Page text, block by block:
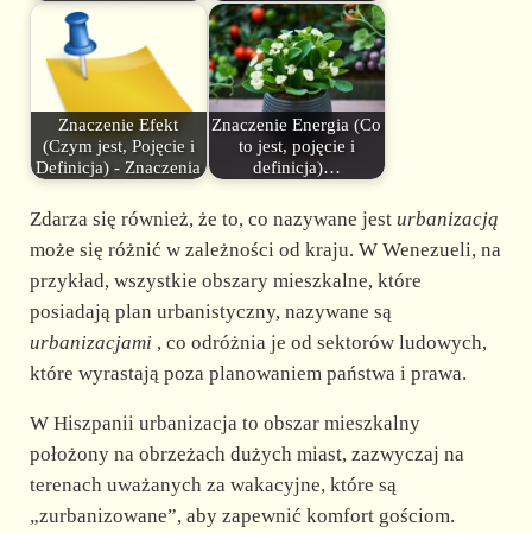
Znaczenie Efekt
(Czym jest, Pojęcie i
Definicja) - Znaczenia
Znaczenie Energia (Co
to jest, pojęcie i
definicja)…
Zdarza się również, że to, co nazywane jest urbanizacją
może się różnić w zależności od kraju. W Wenezueli, na
przykład, wszystkie obszary mieszkalne, które
posiadają plan urbanistyczny, nazywane są
urbanizacjami , co odróżnia je od sektorów ludowych,
które wyrastają poza planowaniem państwa i prawa.
W Hiszpanii urbanizacja to obszar mieszkalny
położony na obrzeżach dużych miast, zazwyczaj na
terenach uważanych za wakacyjne, które są
„zurbanizowane”, aby zapewnić komfort gościom.